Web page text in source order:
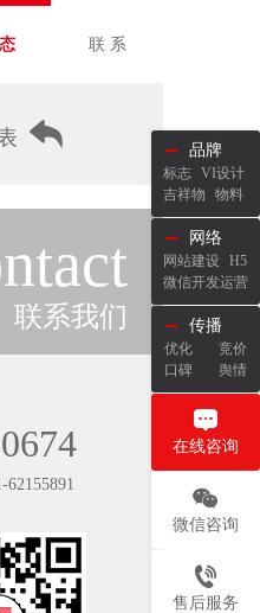
联 系
联系我们
62155891
品牌
标志 VI设计
吉祥物
物料
网络
网站建设 H5
微信开发运营
传播
优化
竞价
口碑
舆情
在线咨询
微信咨询
售后服务